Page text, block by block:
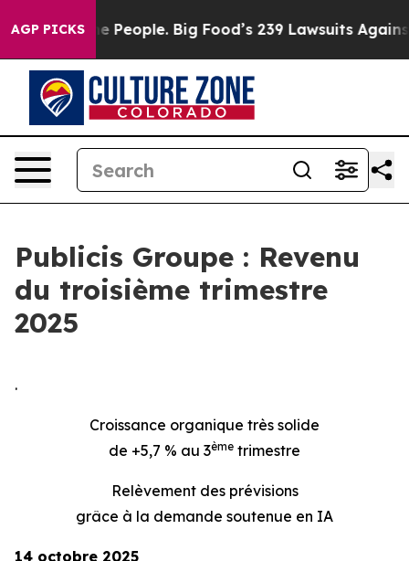
AGP PICKS
People. Big Food’s 239 Lawsuits Against Life-
Publicis Groupe : Revenu
du troisième trimestre
2025
.
Croissance organique très solide
de +5,7 % au 3ème trimestre
Relèvement des prévisions
grâce à la demande soutenue en IA
14 octobre 2025